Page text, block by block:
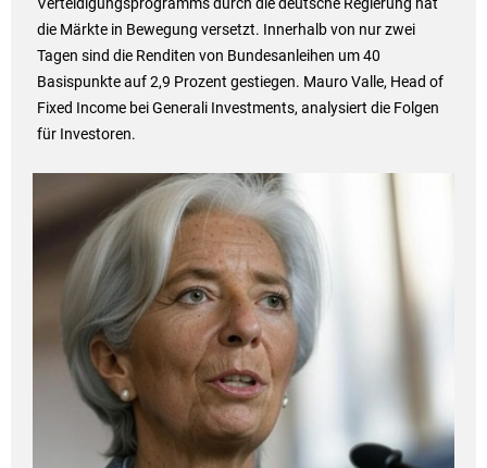
Verteidigungsprogramms durch die deutsche Regierung hat
die Märkte in Bewegung versetzt. Innerhalb von nur zwei
Tagen sind die Renditen von Bundesanleihen um 40
Basispunkte auf 2,9 Prozent gestiegen. Mauro Valle, Head of
Fixed Income bei Generali Investments, analysiert die Folgen
für Investoren.